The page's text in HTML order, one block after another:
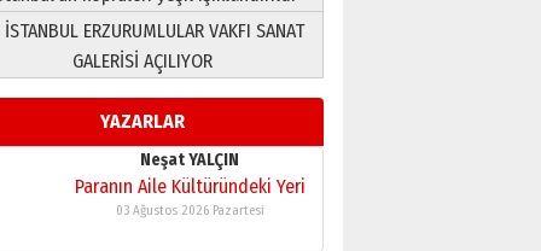
ERZURUMLULAR VAKFI SANAT
GALERİSİ AÇILIYOR
YAZARLAR
Neşat YALÇIN
Paranın Aile Kültüründeki Yeri
03 Ağustos 2026 Pazartesi
Yıldırım Gündoğdu
HAVVA’NIN ÜÇ KIZI
09 Temmuz 2026 Perşembe